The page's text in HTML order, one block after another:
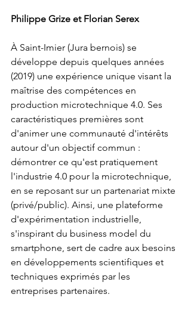
Philippe Grize et Florian Serex
À Saint-Imier (Jura bernois) se
développe depuis quelques années
(2019) une expérience unique visant la
maîtrise des compétences en
production microtechnique 4.0. Ses
caractéristiques premières sont
d'animer une communauté d'intérêts
autour d'un objectif commun :
démontrer ce qu'est pratiquement
l'industrie 4.0 pour la microtechnique,
en se reposant sur un partenariat mixte
(privé/public). Ainsi, une plateforme
d'expérimentation industrielle,
s'inspirant du business model du
smartphone, sert de cadre aux besoins
en développements scientifiques et
techniques exprimés par les
entreprises partenaires.